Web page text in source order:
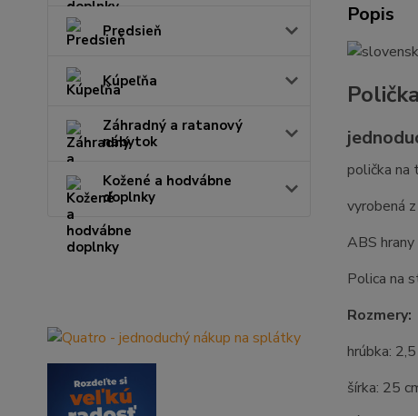
Predsieň
Kúpeľňa
Záhradný a ratanový
nábytok
Kožené a hodvábne
doplnky
Popis
polička na
vyrobená
ABS
Polica na
Rozmery:
hrúbka:
šírka: 25